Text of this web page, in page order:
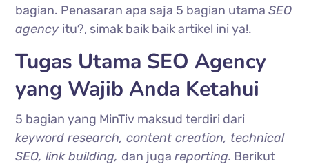
bagian. Penasaran apa saja 5 bagian utamaSEO
agency itu?, simak baik baik artikel ini ya!.
Tugas Utama SEO Agency
yang Wajib Anda Ketahui
5 bagian yang MinTiv maksud terdiri dari
keyword research, content creation, technical
SEO, link building, dan jugareporting. Berikut